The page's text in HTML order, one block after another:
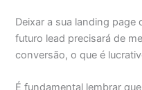
Deixar a sua landing
futuro lead precisará de
conversão, o que é
É fundamental lembrar